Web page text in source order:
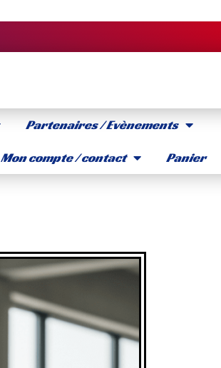
Partenaires / Evènements
Mon compte / contact Panier